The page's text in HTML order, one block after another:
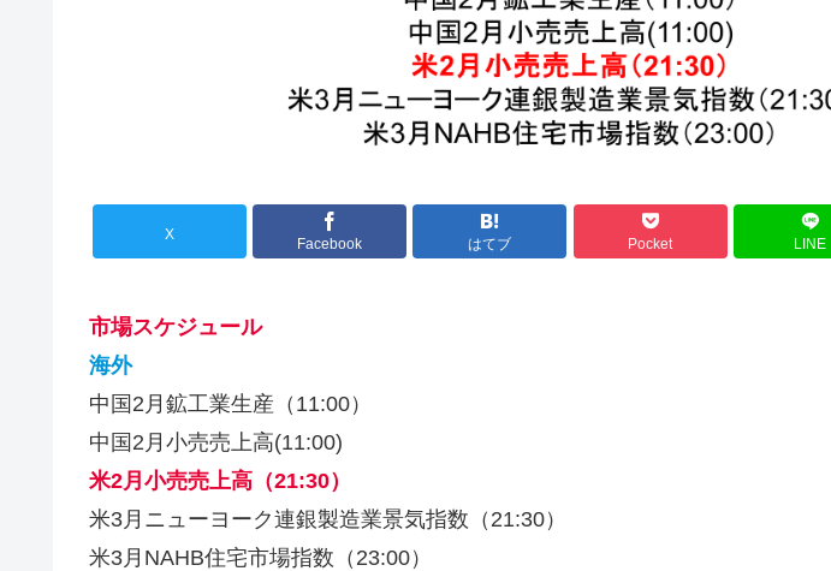
X
Facebook はてブ Pocket LINE
市場スケジュール
海外
中国2月鉱工業生産（11:00）
中国2月小売売上高(11:00)
米2月小売売上高（21:30）
米3月ニューヨーク連銀製造業景気指数（21:30）
米3月NAHB住宅市場指数（23:00）